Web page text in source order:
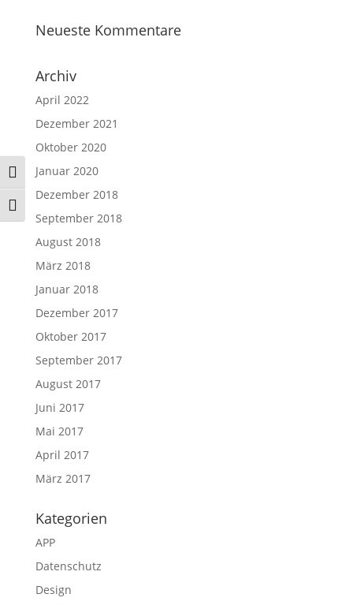
Umschalten auf hohe Kontraste
Schrift vergrößern
Neueste Kommentare
Archiv
April 2022
Dezember 2021
Oktober 2020
Januar 2020
Dezember 2018
September 2018
August 2018
März 2018
Januar 2018
Dezember 2017
Oktober 2017
September 2017
August 2017
Juni 2017
Mai 2017
April 2017
März 2017
Kategorien
APP
Datenschutz
Design